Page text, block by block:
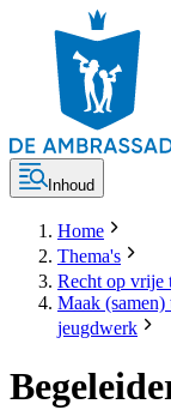
Inhoud
Home
Thema's
Recht op vrije
Maak
jeugdwerk